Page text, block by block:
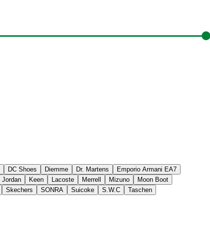
DC Shoes Diemme Dr. Martens
Emporio Armani EA7
Jordan Keen Lacoste Merrell Mizuno
Moon Boot
Skechers SONRA Suicoke S.W.C
Taschen